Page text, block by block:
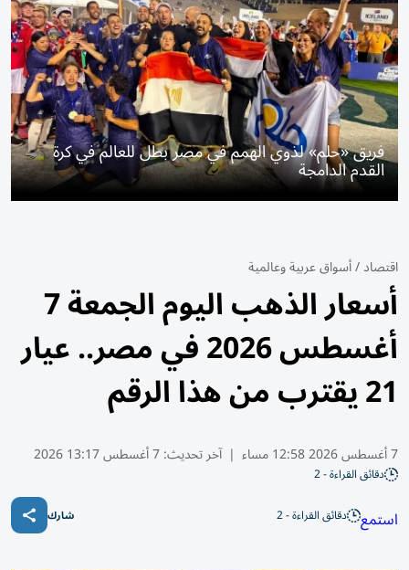
فريق «حلم» لذوي الهمم في مصر بطل للعالم في كرة
القدم الدامجة
اقتصاد/أسواق عربية وعالمية
أسعار الذهب اليوم الجمعة 7
أغسطس 2026 في مصر.. عيار
21 يقترب من هذا الرقم
7 أغسطس 2026 12:58 مساء | آخر تحديث:7 أغسطس 13:17 2026
دقائق القراءة - 2
استمع دقائق القراءة - 2 شارك